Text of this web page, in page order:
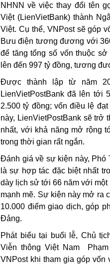
NHNN về việc thay đổi tên
Việt (LienVietBank) thành
Việt. Cụ thể, VNPost sẽ góp
Bưu điện tương đương với
để tăng tổng số vốn thuộc
lên đến 997 tỷ đồng, tương
Được thành lập từ năm
LienVietPostBank đã lên tới
2.500 tỷ đồng; vốn điều lệ
này, LienVietPostBank sẽ trở
nhất, với khả năng mở rộng
trong thời gian rất ngắn.
Đánh giá về sự kiện này, Phó
là sự hợp tác đặc biệt nhất
dày lịch sử tới 66 năm với
mạnh mẽ. Sự kiện này mở ra
10.000 điểm giao dịch, góp
Đảng.
Phát biểu tại buổi lễ, Chủ
Viễn thông Việt Nam
VNPost khi tham gia góp